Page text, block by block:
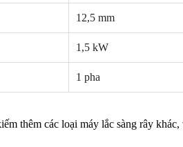
12,5 mm
1,5 kW
1 pha
thêm các loại máy lắc sàng rây